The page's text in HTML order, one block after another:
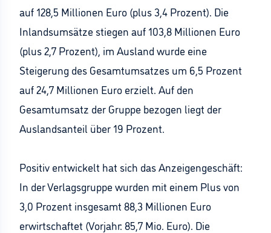
auf 128,5 Millionen Euro (plus 3,4 Prozent). Die
Inlandsumsätze stiegen auf 103,8 Millionen Euro
(plus 2,7 Prozent), im Ausland wurde eine
Steigerung des Gesamtumsatzes um 6,5 Prozent
auf 24,7 Millionen Euro erzielt. Auf den
Gesamtumsatz der Gruppe bezogen liegt der
Auslandsanteil über 19 Prozent.
Positiv entwickelt hat sich das Anzeigengeschäft:
In der Verlagsgruppe wurden mit einem Plus von
3,0 Prozent insgesamt 88,3 Millionen Euro
erwirtschaftet (Vorjahr: 85,7 Mio. Euro). Die